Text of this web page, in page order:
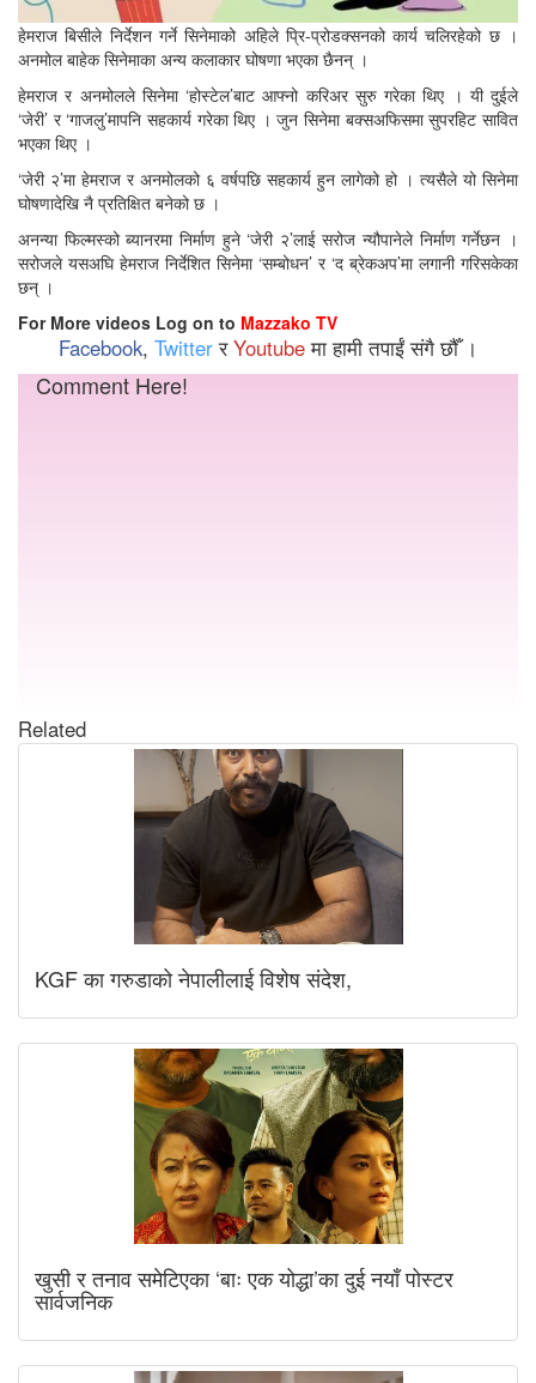
हेमराज बिसीले निर्देशन गर्ने सिनेमाको अहिले प्रि-प्रोडक्सनको कार्य चलिरहेको छ ।
अनमोल बाहेक सिनेमाका अन्य कलाकार घोषणा भएका छैनन् ।
हेमराज र अनमोलले सिनेमा ‘होस्टेल’बाट आफ्नो करिअर सुरु गरेका थिए । यी दुईले
‘जेरी’ र ‘गाजलु’मापनि सहकार्य गरेका थिए । जुन सिनेमा बक्सअफिसमा सुपरहिट सावित
भएका थिए ।
‘जेरी २’मा हेमराज र अनमोलको ६ वर्षपछि सहकार्य हुन लागेको हो । त्यसैले यो सिनेमा
घोषणादेखि नै प्रतिक्षित बनेको छ ।
अनन्या फिल्मस्को ब्यानरमा निर्माण हुने ‘जेरी २’लाई सरोज न्यौपानेले निर्माण गर्नेछन ।
सरोजले यसअघि हेमराज निर्देशित सिनेमा ‘सम्बोधन’ र ‘द ब्रेकअप’मा लगानी गरिसकेका
छन् ।
For More videos Log on to Mazzako TV
Facebook, TwitterरYoutubeमा हामी तपाईं संगै छौँ ।
Comment Here!
Related
KGF का गरुडाको नेपालीलाई विशेष संदेश,
खुसी र तनाव समेटिएका ‘बाः एक योद्धा’का दुई नयाँ पोस्टर
सार्वजनिक